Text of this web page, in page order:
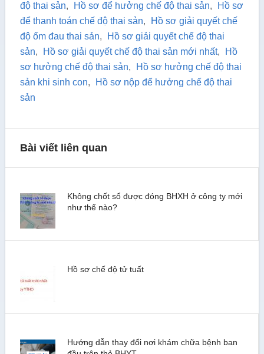
độ thai sản, Hồ sơ để hưởng chế độ thai sản,
Hồ sơ
để thanh toán chế độ thai sản,
Hồ sơ giải quyết chế
độ ốm đau thai sản,
Hồ sơ giải quyết chế độ thai
sản, Hồ sơ giải quyết chế độ thai sản mới nhất,
Hồ
sơ hưởng chế độ thai sản,
Hồ sơ hưởng chế độ thai
sản khi sinh con,
Hồ sơ nộp để hưởng chế độ thai
sản
Bài viết liên quan
Không chốt sổ được đóng BHXH ở công ty mới
như thế nào?
Hồ sơ chế độ tử tuất
Hướng dẫn thay đổi nơi khám chữa bệnh ban